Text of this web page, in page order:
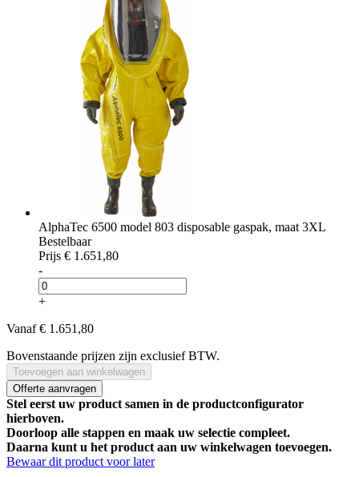
AlphaTec 6500 model 803 disposable gaspak, maat 3XL
Bestelbaar
Prijs € 1.651,80
-
+
Vanaf € 1.651,80
Bovenstaande prijzen zijn exclusief BTW.
Toevoegen aan winkelwagen
Offerte aanvragen
Stel eerst uw product samen in de productconfigurator
hierboven.
Doorloop alle stappen en maak uw selectie compleet.
Daarna kunt u het product aan uw winkelwagen toevoegen.
Bewaar dit product voor later